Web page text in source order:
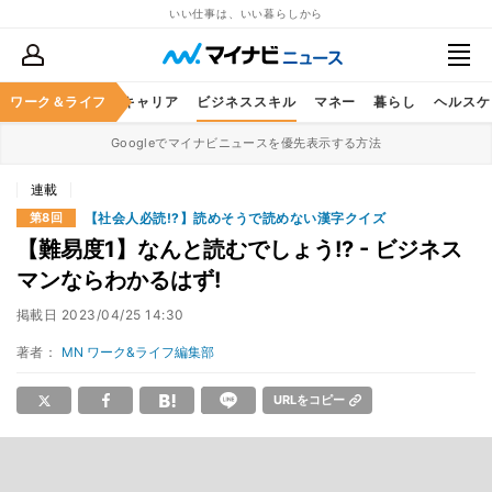
いい仕事は、いい暮らしから
ワーク＆ライフ キャリア ビジネススキル マネー 暮らし ヘルス
Googleでマイナビニュースを優先表示する方法
連載
第8回 【社会人必読!?】読めそうで読めない漢字クイズ
【難易度1】なんと読むでしょう!? - ビジネス
マンならわかるはず!
掲載日 2023/04/25 14:30
著者： MN ワーク&ライフ編集部
URLをコピー